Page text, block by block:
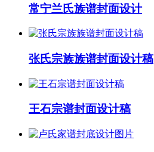
常宁兰氏族谱封面设计
张氏宗族族谱封面设计稿
王石宗谱封面设计稿